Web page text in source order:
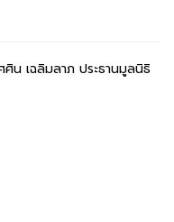
น เฉลิมลาภ ประธานมูลนิธิ